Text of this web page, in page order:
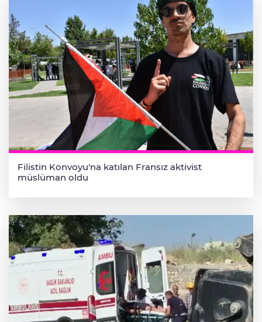
Filistin Konvoyu'na katılan Fransız aktivist
müslüman oldu